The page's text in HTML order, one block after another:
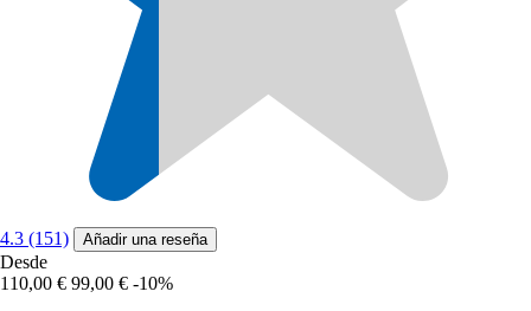
4.3 (151) Añadir una reseña
Desde
110,00 € 99,00 € -10%